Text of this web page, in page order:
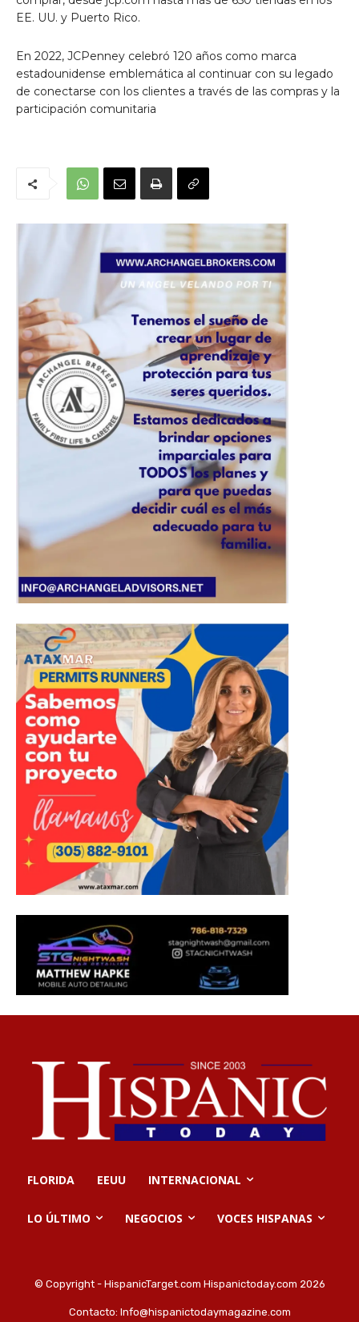
FLORIDA EEUU INTERNACIONAL
LO ÚLTIMO NEGOCIOS VOCES HISPANAS
© Copyright - HispanicTarget.com Hispanictoday.com 2026
Contacto: Info@hispanictodaymagazine.com